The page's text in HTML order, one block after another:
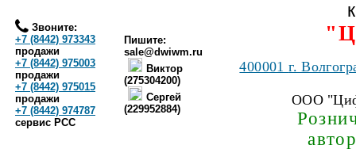
Звоните:
+7 (8442) 973343
продажи
+7 (8442) 975003
продажи
+7 (8442) 975015
продажи
+7 (8442) 974787
сервис РСС
Пишите:
sale@dwiwm.ru
Виктор
(275304200)
Сергей
(229952884)
400001г.
ООО